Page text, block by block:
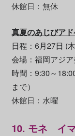
休館日：無休
真夏のあじびア
日程：6月27日 (
会場：福岡アジ
時間：9:30～
まで）
休館日：水曜
10. モネ イ